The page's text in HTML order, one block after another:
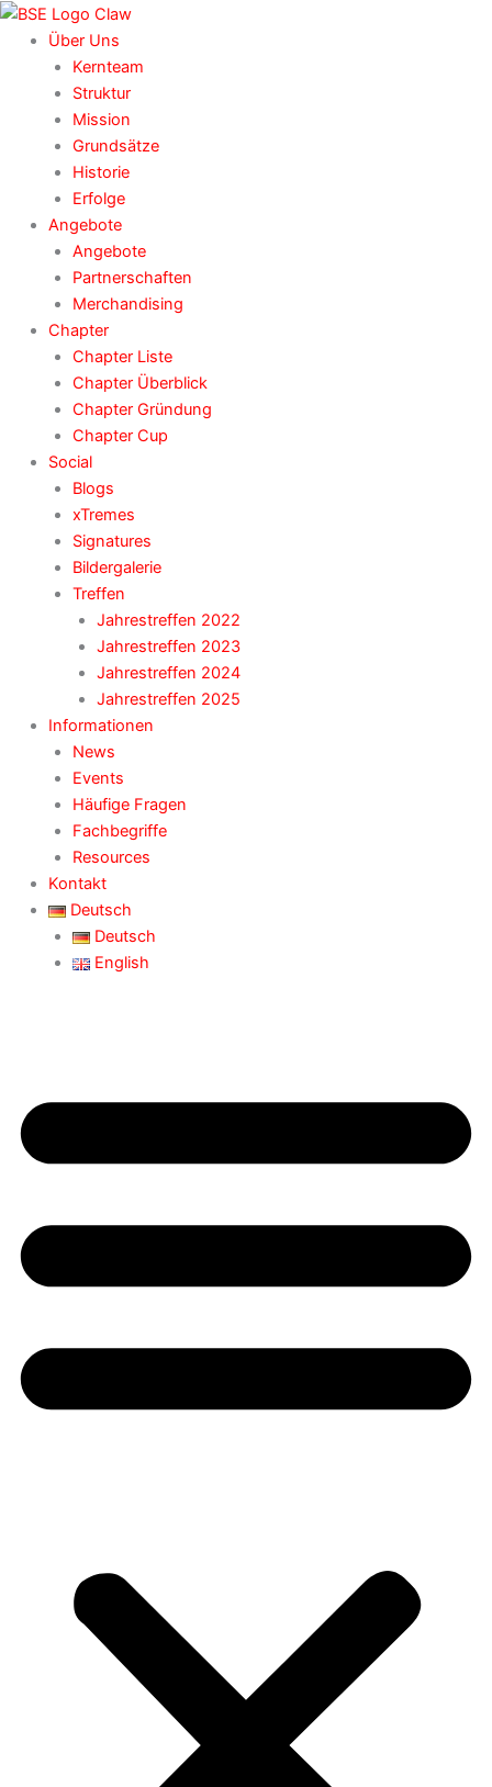
Zum
Inhalt
springen
Über Uns
Kernteam
Struktur
Mission
Grundsätze
Historie
Erfolge
Angebote
Angebote
Partnerschaften
Merchandising
Chapter
Chapter Liste
Chapter Überblick
Chapter Gründung
Chapter Cup
Social
Blogs
xTremes
Signatures
Bildergalerie
Treffen
Jahrestreffen 2022
Jahrestreffen 2023
Jahrestreffen 2024
Jahrestreffen 2025
Informationen
News
Events
Häufige Fragen
Fachbegriffe
Resources
Kontakt
Deutsch
Deutsch
English